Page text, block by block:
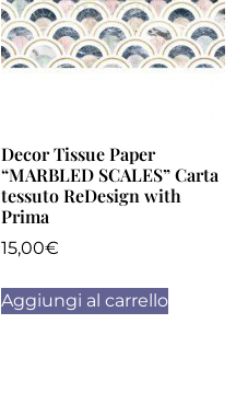
Decor Tissue Paper
“MARBLED SCALES” Carta
tessuto ReDesign with
Prima
15,00€
Aggiungi al carrello